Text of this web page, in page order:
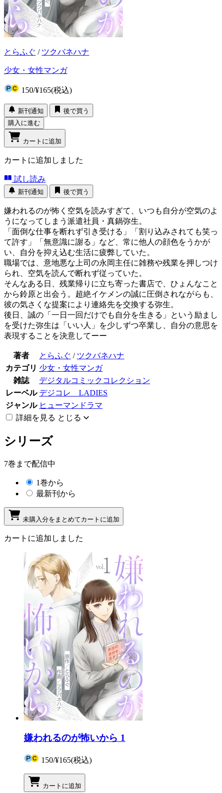
とらふぐ / ツクバネハナ
少女・女性マンガ
150/¥165(税込)
新刊通知
後で買う
購入に進む
カートに追加
カートに追加しました
試し読み
新刊通知 後で買う
嫌われるのが怖く空気を読みすぎて、いつも自分が空気のよ
うになってしまう派遣社員・真鍋弥生。
「面倒な仕事を断れず引き受ける」「割り込みされても笑っ
て許す」「無意識に謝る」など、常に他人の顔色をうかが
い、自分を抑え込む生活に疲弊していた。
職場では、意地悪な上司の永岡主任に雑務や残業を押しつけ
られ、空気を読んで断れず従っていた。
そんなある日、残業帰りに立ち寄った書店で、ひょんなこと
から鈴原と出会う。超絶イケメンの誠に圧倒されながらも、
彼の気さくな提案により連絡先を交換する弥生。
後日、誠の「一日一回だけでも自分を生きる」という励まし
を受けた弥生は「いい人」を少しずつ卒業し、自分の意思を
表現することを決意してーー
著者 とらふぐ / ツクバネハナ
カテゴリ 少女・女性マンガ
雑誌
デジタルコミックコレクション
レーベル デジコレ LADIES
ジャンル ヒューマンドラマ
詳細を見る とじる
シリーズ
7巻まで配信中
1巻から
最新刊から
未購入分をまとめてカートに追加
カートに追加しました
嫌われるのが怖いから 1
150/¥165(税込)
カートに追加